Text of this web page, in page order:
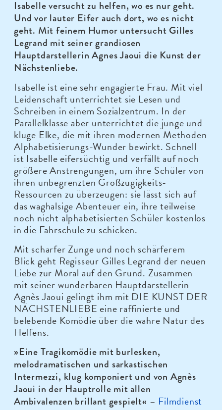
Isabelle versucht zu helfen, wo es nur geht.
Und vor lauter Eifer auch dort, wo es nicht
geht. Mit feinem Humor untersucht Gilles
Legrand mit seiner grandiosen
Hauptdarstellerin Agnes Jaoui die Kunst der
Nächstenliebe.
Isabelle ist eine sehr engagierte Frau. Mit viel
Leidenschaft unterrichtet sie Lesen und
Schreiben in einem Sozialzentrum. In der
Parallelklasse aber unterrichtet die junge und
kluge Elke, die mit ihren modernen Methoden
Alphabetisierungs-Wunder bewirkt. Schnell
ist Isabelle eifersüchtig und verfällt auf noch
größere Anstrengungen, um ihre Schüler von
ihren unbegrenzten Großzügigkeits-
Ressourcen zu überzeugen: sie lässt sich auf
das waghalsige Abenteuer ein, ihre teilweise
noch nicht alphabetisierten Schüler kostenlos
in die Fahrschule zu schicken.
Mit scharfer Zunge und noch schärferem
Blick geht Regisseur Gilles Legrand der neuen
Liebe zur Moral auf den Grund. Zusammen
mit seiner wunderbaren Hauptdarstellerin
Agnès Jaoui gelingt ihm mit DIE KUNST DER
NÄCHSTENLIEBE eine raffinierte und
belebende Komödie über die wahre Natur des
Helfens.
»Eine Tragikomödie mit burlesken,
melodramatischen und sarkastischen
Intermezzi, klug komponiert und von Agnès
Jaoui in der Hauptrolle mit allen
Ambivalenzen brillant gespielt« – Filmdienst